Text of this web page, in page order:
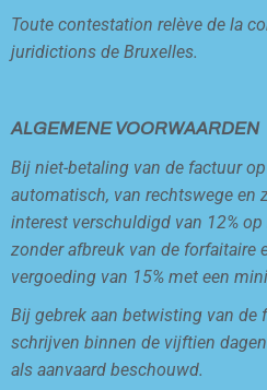
Toute contestation relève de la
juridictions de Bruxelles.
ALGEMENE VOORWAARDEN
Bij niet-betaling van de factuur
automatisch, van rechtswege en
interest verschuldigd van 12%
zonder afbreuk van de forfaitaire
vergoeding van 15% met een
Bij gebrek aan betwisting van de
schrijven binnen de vijftien
als aanvaard beschouwd.